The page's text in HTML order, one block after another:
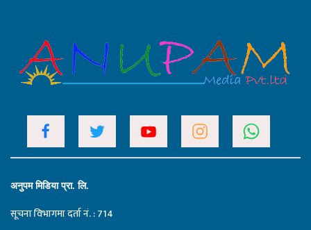
अनुपम मिडिया प्रा. लि.
सूचना विभागमा दर्ता नं. : 714